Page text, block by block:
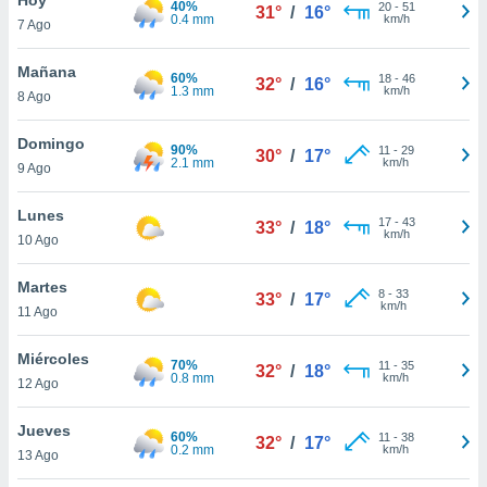
en
más
nuestra
de
cookies
aceptar
7 Ago
40%
0.4 mm
31° / 16° 20- 51
km/h
Mañana
8 Ago
60%
1.3 mm
32° / 16° 18- 46
km/h
Domingo
9 Ago
90%
2.1 mm
30° / 17° 11 - 29
km/h
Lunes
10 Ago
33° / 18° 17- 43
km/h
Martes
11 Ago
33° / 17° 8- 33
km/h
Miércoles
12 Ago
70%
0.8 mm
32° / 18° 11 - 35
km/h
Jueves
13 Ago
60%
0.2 mm
32° / 17° 11 - 38
km/h